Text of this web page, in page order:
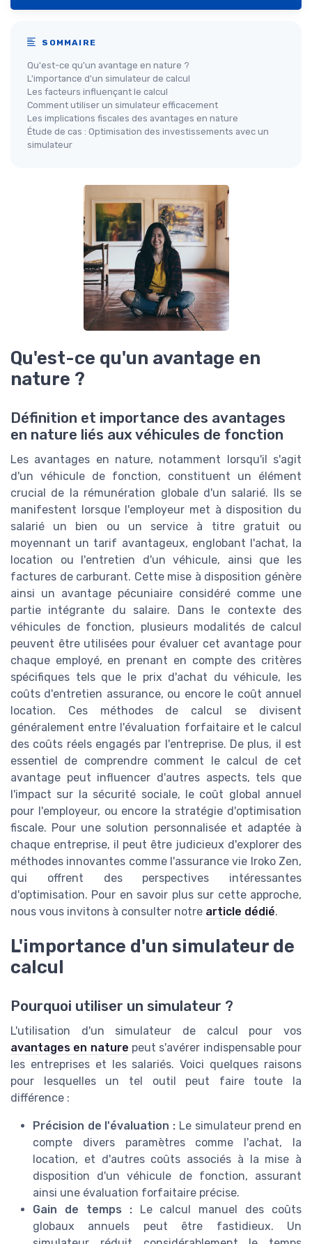
SOMMAIRE
Qu'est-ce qu'un avantage en nature ?
L'importance d'un simulateur de calcul
Les facteurs influençant le calcul
Comment utiliser un simulateur efficacement
Les implications fiscales des avantages en nature
Étude de cas : Optimisation des investissements avec un
simulateur
Qu'est-ce qu'un avantage en
nature ?
Définition et importance des avantages
en nature liés aux véhicules de fonction
Les avantages en nature, notamment lorsqu'il s'agit
d'un véhicule de fonction, constituent un élément
crucial de la rémunération globale d'un salarié. Ils se
manifestent lorsque l'employeur met à disposition du
salarié un bien ou un service à titre gratuit ou
moyennant un tarif avantageux, englobant l'achat, la
location ou l'entretien d'un véhicule, ainsi que les
factures de carburant. Cette mise à disposition génère
ainsi un avantage pécuniaire considéré comme une
partie intégrante du salaire. Dans le contexte des
véhicules de fonction, plusieurs modalités de calcul
peuvent être utilisées pour évaluer cet avantage pour
chaque employé, en prenant en compte des critères
spécifiques tels que le prix d'achat du véhicule, les
coûts d'entretien assurance, ou encore le coût annuel
location. Ces méthodes de calcul se divisent
généralement entre l'évaluation forfaitaire et le calcul
des coûts réels engagés par l'entreprise. De plus, il est
essentiel de comprendre comment le calcul de cet
avantage peut influencer d'autres aspects, tels que
l'impact sur la sécurité sociale, le coût global annuel
pour l'employeur, ou encore la stratégie d'optimisation
fiscale. Pour une solution personnalisée et adaptée à
chaque entreprise, il peut être judicieux d'explorer des
méthodes innovantes comme l'assurance vie Iroko Zen,
qui offrent des perspectives intéressantes
d'optimisation. Pour en savoir plus sur cette approche,
nous vous invitons à consulter notre article dédié.
L'importance d'un simulateur de
calcul
Pourquoi utiliser un simulateur ?
L'utilisation d'un simulateur de calcul pour vos
avantages en nature peut s'avérer indispensable pour
les entreprises et les salariés. Voici quelques raisons
pour lesquelles un tel outil peut faire toute la
différence :
Précision de l'évaluation : Le simulateur prend en
compte divers paramètres comme l'achat, la
location, et d'autres coûts associés à la mise à
disposition d'un véhicule de fonction, assurant
ainsi une évaluation forfaitaire précise.
Gain de temps :Le calcul manuel des coûts
globaux annuels peut être fastidieux. Un